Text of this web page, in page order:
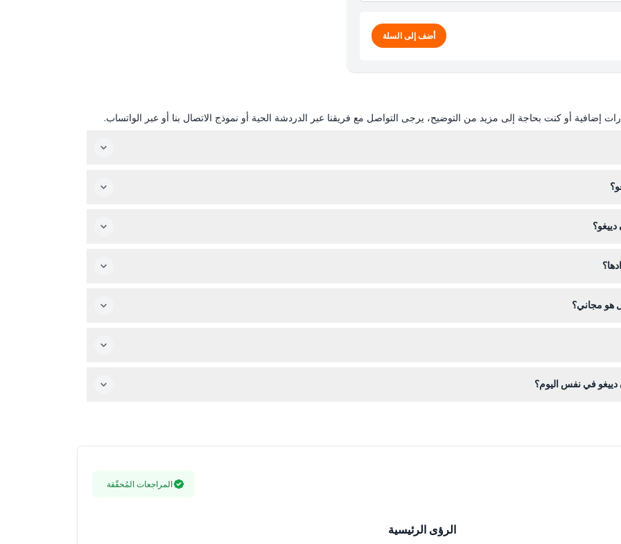
أضف إلى السلة
إضافية أو كنت بحاجة إلى مزيد من التوضيح، يرجى التواصل مع فريقنا عبر الدردشة الحية أو نموذج الاتصال بنا أو عبر الواتساب.
هو مجاني؟
في نفس اليوم؟
المراجعات المُحقّقة
الرؤى الرئيسية